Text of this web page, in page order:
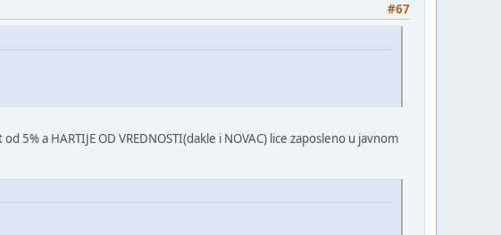
#67
a HARTIJE OD VREDNOSTI(dakle i NOVAC) lice zaposleno u javnom